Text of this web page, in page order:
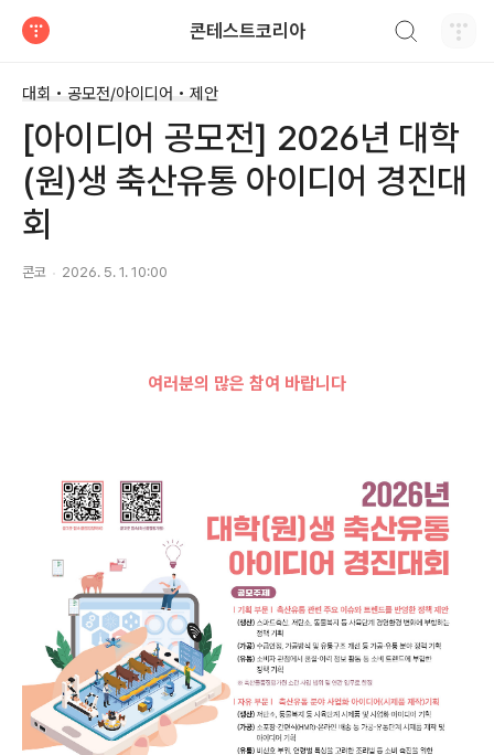
콘테스트코리아
대회 • 공모전/아이디어 • 제안
[아이디어 공모전] 2026년 대학
(원)생 축산유통 아이디어 경진대
회
콘코 2026. 5. 1. 10:00
여러분의 많은 참여 바랍니다